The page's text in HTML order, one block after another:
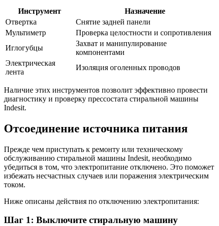
Инструмент
Назначение
Отвертка
Снятие задней панели
Мультиметр
Проверка целостности и сопротивления
Иглогубцы
Захват и манипулирование
компонентами
Электрическая
лента
Изоляция оголенных проводов
Наличие этих инструментов позволит эффективно провести
диагностику и проверку прессостата стиральной машины
Indesit.
Отсоединение источника питания
Прежде чем приступать к ремонту или техническому
обслуживанию стиральной машины Indesit, необходимо
убедиться в том, что электропитание отключено. Это поможет
избежать несчастных случаев или поражения электрическим
током.
Ниже описаны действия по отключению электропитания:
Шаг 1: Выключите стиральную машину